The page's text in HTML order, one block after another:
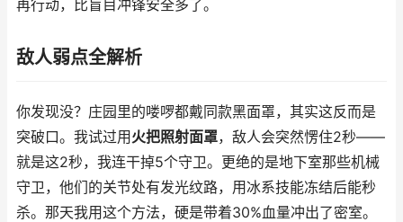
再行动，比盲目冲锋安全多了。
敌人弱点全解析
你发现没？庄园里的喽啰都戴同款黑面罩，其实这反而是
突破口。我试过用 火把照射面罩，敌人会突然愣住2秒——
就是这2秒，我连干掉5个守卫。更绝的是地下室那些机械
守卫，他们的关节处有发光纹路，用冰系技能冻结后能秒
杀。那天我用这个方法，硬是带着30%血量冲出了密室。